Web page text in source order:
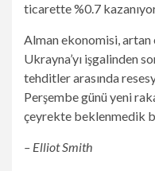
ticarette %0.7
Alman ekonomisi, artan
Ukrayna’yı işgalinden
tehditler arasında
Perşembe günü yeni
çeyrekte beklenmedik
– Elliot Smith